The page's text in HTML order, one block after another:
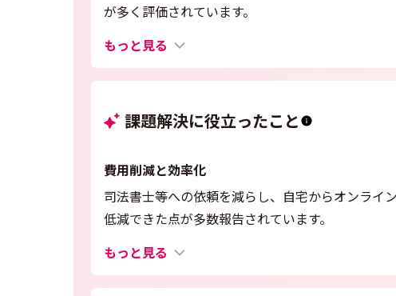
が多く評価されています。
もっと見る
課題解決に役立ったこと
費用削減と効率化
司法書士等への依頼を減らし、自宅からオンライ
低減できた点が多数報告されています。
もっと見る